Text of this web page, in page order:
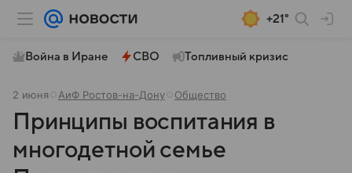
+21°
Война в Иране СВО Топливный кризис
2 июня АиФ Ростов-на-Дону Общество
Принципы воспитания в
многодетной семье